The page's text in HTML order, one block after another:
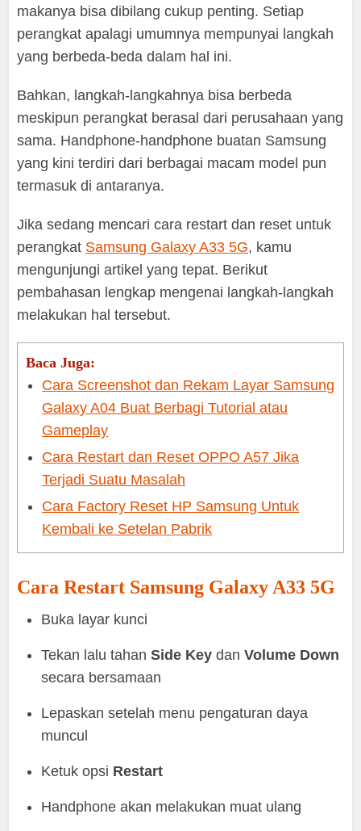
makanya bisa dibilang cukup penting. Setiap
perangkat apalagi umumnya mempunyai langkah
yang berbeda-beda dalam hal ini.
Bahkan, langkah-langkahnya bisa berbeda
meskipun perangkat berasal dari perusahaan yang
sama. Handphone-handphone buatan Samsung
yang kini terdiri dari berbagai macam model pun
termasuk di antaranya.
Jika sedang mencari cara restart dan reset untuk
perangkat Samsung Galaxy A33 5G, kamu
mengunjungi artikel yang tepat. Berikut
pembahasan lengkap mengenai langkah-langkah
melakukan hal tersebut.
Baca Juga:
Cara Screenshot dan Rekam Layar Samsung
Galaxy A04 Buat Berbagi Tutorial atau
Gameplay
Cara Restart dan Reset OPPO A57 Jika
Terjadi Suatu Masalah
Cara Factory Reset HP Samsung Untuk
Kembali ke Setelan Pabrik
Cara Restart Samsung Galaxy A33 5G
Buka layar kunci
Tekan lalu tahanSide Key danVolume Down
secara bersamaan
Lepaskan setelah menu pengaturan daya
muncul
Ketuk opsi Restart
Handphone akan melakukan muat ulang